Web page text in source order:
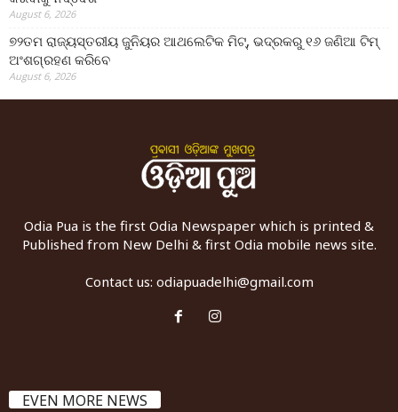
August 6, 2026
୭୨ତମ ରାଜ୍ୟସ୍ତରୀୟ ଜୁନିୟର ଆଥଲେଟିକ ମିଟ୍‌, ଭଦ୍ରକରୁ ୧୬ ଜଣିଆ ଟିମ୍
ଅଂଶଗ୍ରହଣ କରିବେ
August 6, 2026
Odia Pua is the first Odia Newspaper which is printed &
Published from New Delhi & first Odia mobile news site.
Contact us: odiapuadelhi@gmail.com
EVEN MORE NEWS